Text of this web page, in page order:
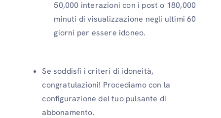
50,000 interazioni con i post o 180,000
minuti di visualizzazione negli ultimi 60
giorni per essere idoneo.
Se soddisfi i criteri di idoneità,
congratulazioni! Procediamo con la
configurazione del tuo pulsante di
abbonamento.